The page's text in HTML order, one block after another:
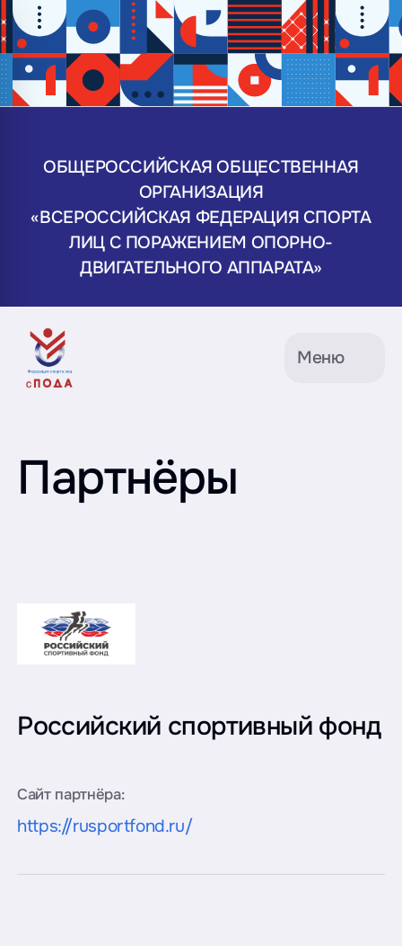
ОБЩЕРОССИЙСКАЯ ОБЩЕСТВЕННАЯ
ОРГАНИЗАЦИЯ
«ВСЕРОССИЙСКАЯ ФЕДЕРАЦИЯ СПОРТА
ЛИЦ С ПОРАЖЕНИЕМ ОПОРНО-
ДВИГАТЕЛЬНОГО АППАРАТА»
Меню
Партнёры
Российский спортивный фонд
Сайт партнёра:
https://rusportfond.ru/